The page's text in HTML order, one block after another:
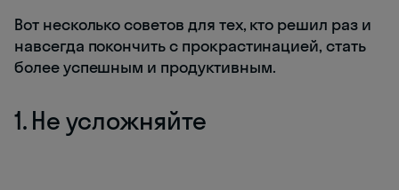
Вот несколько советов для тех, кто решил раз и
навсегда покончить с прокрастинацией, стать
более успешным и продуктивным.
1. Не усложняйте